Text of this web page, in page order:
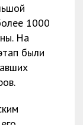
1000
На
были